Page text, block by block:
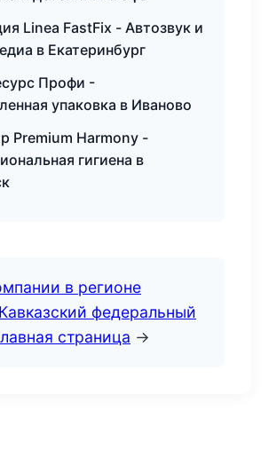
Linea FastFix - Автозвук и
в Екатеринбург
Профи -
упаковка в Иваново
Premium Harmony -
гигиена в
в регионе
федеральный
страница →